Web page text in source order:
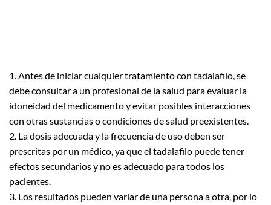
1. Antes de iniciar cualquier tratamiento con tadalafilo, se
debe consultar a un profesional de la salud para evaluar la
idoneidad del medicamento y evitar posibles interacciones
con otras sustancias o condiciones de salud preexistentes.
2. La dosis adecuada y la frecuencia de uso deben ser
prescritas por un médico, ya que el tadalafilo puede tener
efectos secundarios y no es adecuado para todos los
pacientes.
3. Los resultados pueden variar de una persona a otra, por lo